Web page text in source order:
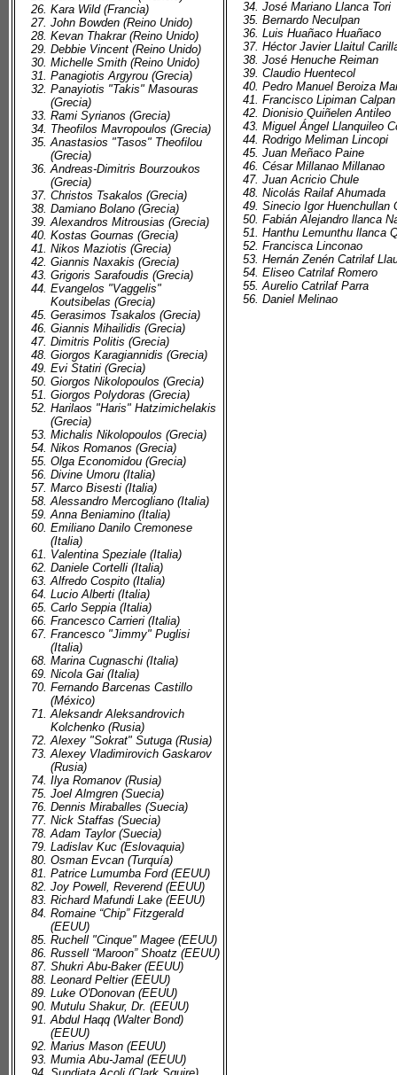
Kara Wild (Francia)
John Bowden (Reino Unido)
Kevan Thakrar (Reino Unido)
Debbie Vincent (Reino Unido)
Michelle Smith (Reino Unido)
Panagiotis Argyrou (Grecia)
Panayiotis "Takis" Masouras
(Grecia)
Rami Syrianos (Grecia)
Theofilos Mavropoulos (Grecia)
Anastasios "Tasos" Theofilou
(Grecia)
Andreas-Dimitris Bourzoukos
(Grecia)
Christos Tsakalos (Grecia)
Damiano Bolano (Grecia)
Alexandros Mitrousias (Grecia)
Kostas Gournas (Grecia)
Nikos Maziotis (Grecia)
Giannis Naxakis (Grecia)
Grigoris Sarafoudis (Grecia)
Evangelos "Vaggelis"
Koutsibelas (Grecia)
Gerasimos Tsakalos (Grecia)
Giannis Mihailidis (Grecia)
Dimitris Politis (Grecia)
Giorgos Karagiannidis (Grecia)
Evi Statiri (Grecia)
Giorgos Nikolopoulos (Grecia)
Giorgos Polydoras (Grecia)
Harilaos "Haris" Hatzimichelakis
(Grecia)
Michalis Nikolopoulos (Grecia)
Nikos Romanos (Grecia)
Olga Economidou (Grecia)
Divine Umoru (Italia)
Marco Bisesti (Italia)
Alessandro Mercogliano (Italia)
Anna Beniamino (Italia)
Emiliano Danilo Cremonese
(Italia)
Valentina Speziale (Italia)
Daniele Cortelli (Italia)
Alfredo Cospito (Italia)
Lucio Alberti (Italia)
Carlo Seppia (Italia)
Francesco Carrieri (Italia)
Francesco "Jimmy" Puglisi
(Italia)
Marina Cugnaschi (Italia)
Nicola Gai (Italia)
Fernando Barcenas Castillo
(México)
Aleksandr Aleksandrovich
Kolchenko (Rusia)
Alexey "Sokrat" Sutuga (Rusia)
Alexey Vladimirovich Gaskarov
(Rusia)
Ilya Romanov (Rusia)
Joel Almgren (Suecia)
Dennis Miraballes (Suecia)
Nick Staffas (Suecia)
Adam Taylor (Suecia)
Ladislav Kuc (Eslovaquia)
Osman Evcan (Turquía)
Patrice Lumumba Ford (EEUU)
Joy Powell, Reverend (EEUU)
Richard Mafundi Lake (EEUU)
Romaine “Chip” Fitzgerald
(EEUU)
Ruchell "Cinque" Magee (EEUU)
Russell “Maroon” Shoatz (EEUU)
Shukri Abu-Baker (EEUU)
Leonard Peltier (EEUU)
Luke O'Donovan (EEUU)
Mutulu Shakur, Dr. (EEUU)
Abdul Haqq (Walter Bond)
(EEUU)
Marius Mason (EEUU)
Mumia Abu-Jamal (EEUU)
José Mariano Llanca Tori
Bernardo Neculpan
Luis Huañaco Huañaco
Héctor Javier Llaitul
José Henuche Reiman
Claudio Huentecol
Pedro Manuel Beroiza
Francisco Lipiman Calpan
Dionisio Quiñelen Antileo
Miguel Ángel Llanquileo
Rodrigo Meliman Lincopi
Juan Meñaco Paine
César Millanao Millanao
Juan Acricio Chule
Nicolás Railaf Ahumada
Sinecio Igor Huenchullan
Fabián Alejandro llanca
Hanthu Lemunthu llanca
Francisca Linconao
Hernán Zenén Catrilaf
Eliseo Catrilaf Romero
Aurelio Catrilaf Parra
Daniel Melinao